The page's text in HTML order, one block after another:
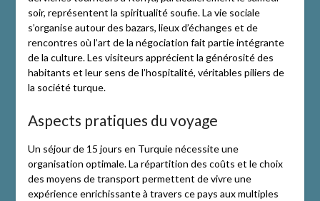
soir, représentent la spiritualité soufie. La vie sociale
s’organise autour des bazars, lieux d’échanges et de
rencontres où l’art de la négociation fait partie intégrante
de la culture. Les visiteurs apprécient la générosité des
habitants et leur sens de l’hospitalité, véritables piliers de
la société turque.
Aspects pratiques du voyage
Un séjour de 15 jours en Turquie nécessite une
organisation optimale. La répartition des coûts et le choix
des moyens de transport permettent de vivre une
expérience enrichissante à travers ce pays aux multiples